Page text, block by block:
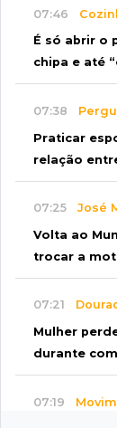
07:46
É só abrir o
chipa e até
07:38
Praticar
relação
07:25 José
Volta ao
trocar a
07:21
Mulher
durante
07:19